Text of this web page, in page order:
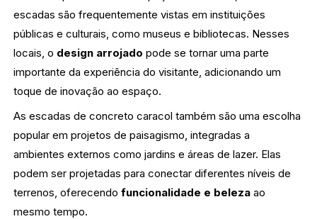
escadas são frequentemente vistas em instituições
públicas e culturais, como museus e bibliotecas. Nesses
locais, o design arrojado pode se tornar uma parte
importante da experiência do visitante, adicionando um
toque de inovação ao espaço.
As escadas de concreto caracol também são uma escolha
popular em projetos de paisagismo, integradas a
ambientes externos como jardins e áreas de lazer. Elas
podem ser projetadas para conectar diferentes níveis de
terrenos, oferecendofuncionalidade e beleza ao
mesmo tempo.